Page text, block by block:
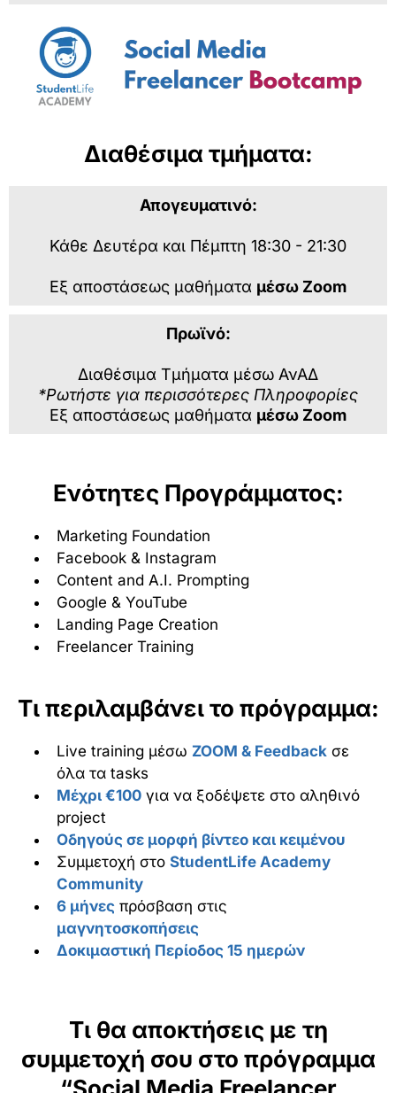
Διαθέσιμα τμήματα:
Απογευματινό:
Κάθε Δευτέρα και Πέμπτη 18:30 - 21:30
Εξ αποστάσεως μαθήματα μέσω Zoom
Πρωϊνό:
Διαθέσιμα Τμήματα μέσω ΑνΑΔ
*Ρωτήστε για περισσότερες Πληροφορίες
Εξ αποστάσεως μαθήματα μέσω Zoom
Ενότητες Προγράμματος:
Marketing Foundation
Facebook & Instagram
Content and A.I. Prompting
Google & YouTube
Landing Page Creation
Freelancer Training
Τι περιλαμβάνει το πρόγραμμα:
Live training μέσω ZOOM & Feedback σε
όλα τα tasks
Μέχρι €100 για να ξοδέψετε στο αληθινό
project
Οδηγούς σε μορφή βίντεο και κειμένου
Συμμετοχή στο StudentLife Academy
Community
6 μήνες πρόσβαση στις
μαγνητοσκοπήσεις
Δοκιμαστική Περίοδος 15 ημερών
Τι θα αποκτήσεις με τη
συμμετοχή σου στο πρόγραμμα